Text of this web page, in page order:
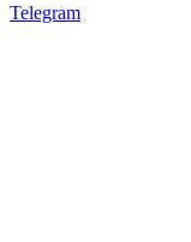
Telegram